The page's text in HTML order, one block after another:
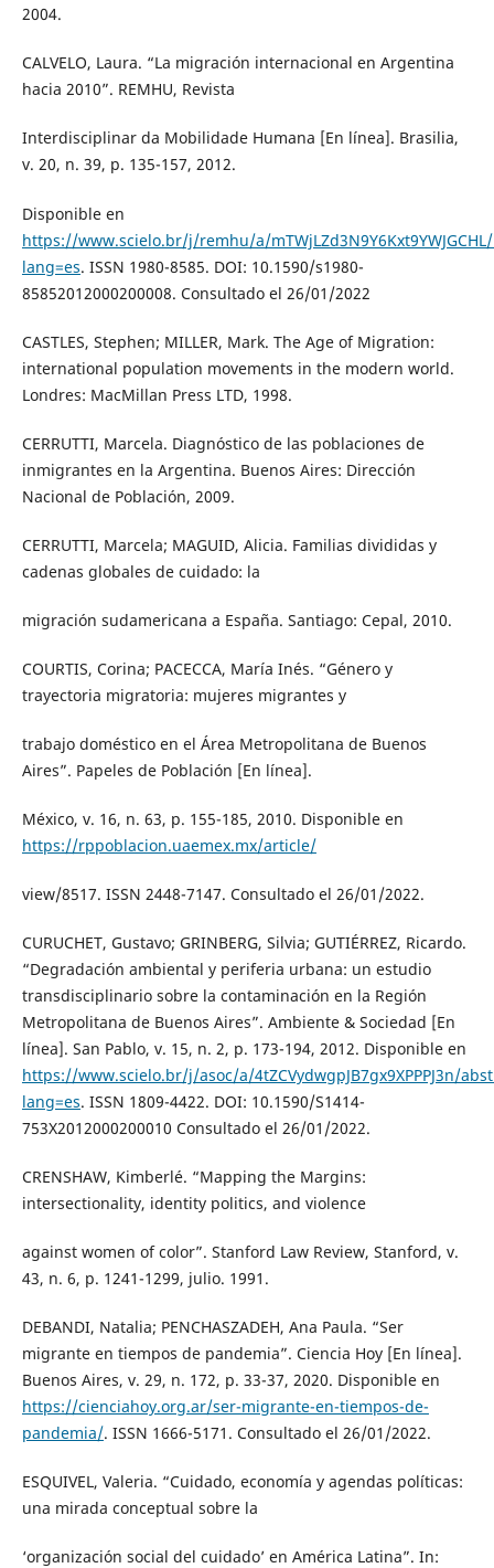
2004.
CALVELO, Laura. “La migración internacional en Argentina
hacia 2010”. REMHU, Revista
Interdisciplinar da Mobilidade Humana [En línea]. Brasilia,
v. 20, n. 39, p. 135-157, 2012.
Disponible en
https://www.scielo.br/j/remhu/a/
lang=es. ISSN 1980-8585. DOI: 10.1590/s1980-
85852012000200008. Consultado el 26/01/2022
CASTLES, Stephen; MILLER, Mark. The Age of Migration:
international population movements in the modern world.
Londres: MacMillan Press LTD, 1998.
CERRUTTI, Marcela. Diagnóstico de las poblaciones de
inmigrantes en la Argentina. Buenos Aires: Dirección
Nacional de Población, 2009.
CERRUTTI, Marcela; MAGUID, Alicia. Familias divididas y
cadenas globales de cuidado: la
migración sudamericana a España. Santiago: Cepal, 2010.
COURTIS, Corina; PACECCA, María Inés. “Género y
trayectoria migratoria: mujeres migrantes y
trabajo doméstico en el Área Metropolitana de Buenos
Aires”. Papeles de Población [En línea].
México, v. 16, n. 63, p. 155-185, 2010. Disponible en
https://rppoblacion.uaemex.mx/article/
view/8517. ISSN 2448-7147. Consultado el 26/01/2022.
CURUCHET, Gustavo; GRINBERG, Silvia; GUTIÉRREZ, Ricardo.
“Degradación ambiental y periferia urbana: un estudio
transdisciplinario sobre la contaminación en la Región
Metropolitana de Buenos Aires”. Ambiente & Sociedad [En
línea]. San Pablo, v. 15, n. 2, p. 173-194, 2012. Disponible en
https://www.scielo.br/j/asoc/a/4tZCVydwgpJB7gx9XPPPJ3n/
lang=es. ISSN 1809-4422. DOI: 10.1590/S1414-
753X2012000200010 Consultado el 26/01/2022.
CRENSHAW, Kimberlé. “Mapping the Margins:
intersectionality, identity politics, and violence
against women of color”. Stanford Law Review, Stanford, v.
43, n. 6, p. 1241-1299, julio. 1991.
DEBANDI, Natalia; PENCHASZADEH, Ana Paula. “Ser
migrante en tiempos de pandemia”. Ciencia Hoy [En línea].
Buenos Aires, v. 29, n. 172, p. 33-37, 2020. Disponible en
https://cienciahoy.org.ar/ser-migrante-en-tiempos-de-
pandemia/. ISSN 1666-5171. Consultado el 26/01/2022.
ESQUIVEL, Valeria. “Cuidado, economía y agendas políticas:
una mirada conceptual sobre la
‘organización social del cuidado’ en América Latina”. In: